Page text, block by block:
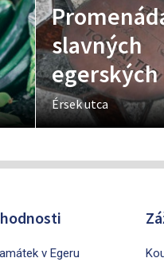
slavných
Érsek utca
v Egeru